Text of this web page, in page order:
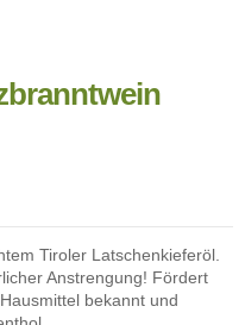
Tiroler Latschenkieferöl.
Anstrengung! Fördert
bekannt und